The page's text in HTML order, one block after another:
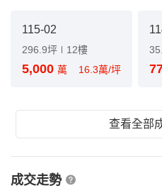
115-02
296.9坪 12樓
5,000 萬 16.3萬/坪
查看全部
成交走勢